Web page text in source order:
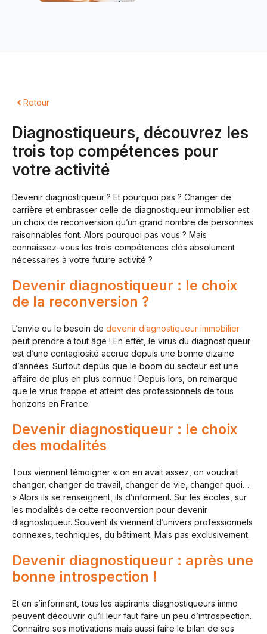
Retour
Diagnostiqueurs, découvrez les
trois top compétences pour
votre activité
Devenir diagnostiqueur ? Et pourquoi pas ? Changer de
carrière et embrasser celle de diagnostiqueur immobilier est
un choix de reconversion qu’un grand nombre de personnes
raisonnables font. Alors pourquoi pas vous ? Mais
connaissez-vous les trois compétences clés absolument
nécessaires à votre future activité ?
Devenir diagnostiqueur : le choix
de la reconversion ?
L’envie ou le besoin de devenir diagnostiqueur immobilier
peut prendre à tout âge ! En effet, le virus du diagnostiqueur
est d’une contagiosité accrue depuis une bonne dizaine
d’années. Surtout depuis que le boom du secteur est une
affaire de plus en plus connue ! Depuis lors, on remarque
que le virus frappe et atteint des professionnels de tous
horizons en France.
Devenir diagnostiqueur : le choix
des modalités
Tous viennent témoigner « on en avait assez, on voudrait
changer, changer de travail, changer de vie, changer quoi…
» Alors ils se renseignent, ils d’informent. Sur les écoles, sur
les modalités de cette reconversion pour devenir
diagnostiqueur. Souvent ils viennent d’univers professionnels
connexes, techniques, du bâtiment. Mais pas exclusivement.
Devenir diagnostiqueur : après une
bonne introspection !
Et en s’informant, tous les aspirants diagnostiqueurs immo
peuvent découvrir qu’il leur faut faire un peu d’introspection.
Connaître ses motivations mais aussi faire le bilan de ses